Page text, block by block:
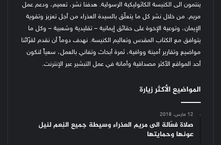
ينتمون الى الكنيسة الكاثوليكية الرسولية. هدفنا نشر، تعميم، ودعم عمل
مريم. من خلال نشر كل ما يتعلّق بالسيدة العذراء من أجل تعزيز وتقوية
الإيمان، وتوعية الإخوة على حقائق إيمانية – تقليدية وشعبية – وكل ما
يتوافق مع الكتاب المقدس وتعاليم الكنيسة. نهدف دوماً أن نقدم لقرّائنا
مواضيع وتقارير أمينة ووافية، ثمرة أبحاث وتفاني بالعمل، سعياً لنكون
أحد المواقع الأكثر مصداقية وأمانة في عمل التبشير عبر الإنترنت.
المواضيع الأكثر زيارة
12 مارس، 2018
صلاة فعّالة الى مريم العذراء وسيطة جميع النِعم لنيل
عونها وحمايتها